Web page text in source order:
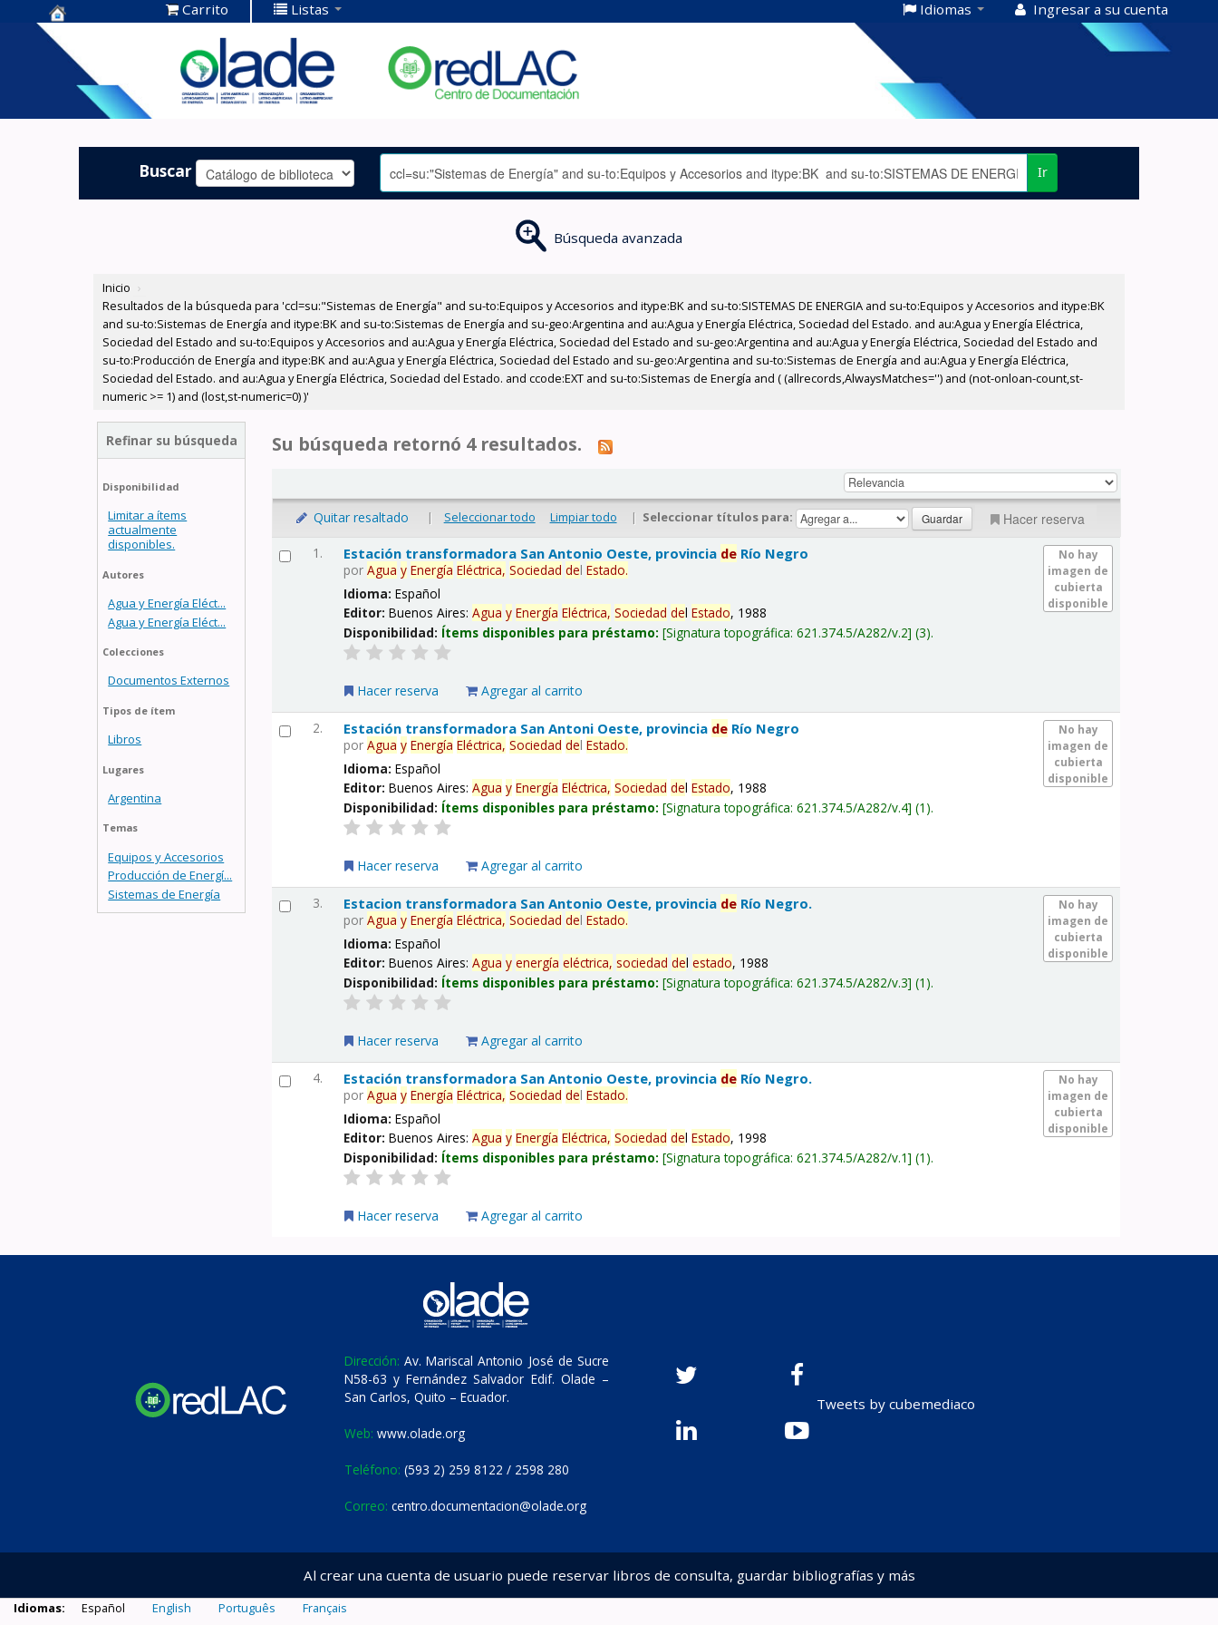
Centro de
Documentación
OLADE -
Carrito Listas Idiomas Ingresar a su cuenta
Buscar Ir
Búsqueda avanzada
Inicio ›
Resultados de la búsqueda para 'ccl=su:"Sistemas de Energía" and su-to:Equipos y Accesorios and itype:BK and su-to:SISTEMAS DE ENERGIA and su-to:Equipos y Accesorios and itype:BK
and su-to:Sistemas de Energía and itype:BK and su-to:Sistemas de Energía and su-geo:Argentina and au:Agua y Energía Eléctrica, Sociedad del Estado. and au:Agua y Energía Eléctrica,
Sociedad del Estado and su-to:Equipos y Accesorios and au:Agua y Energía Eléctrica, Sociedad del Estado and su-geo:Argentina and au:Agua y Energía Eléctrica, Sociedad del Estado and
su-to:Producción de Energía and itype:BK and au:Agua y Energía Eléctrica, Sociedad del Estado and su-geo:Argentina and su-to:Sistemas de Energía and au:Agua y Energía Eléctrica,
Sociedad del Estado. and au:Agua y Energía Eléctrica, Sociedad del Estado. and ccode:EXT and su-to:Sistemas de Energía and ( (allrecords,AlwaysMatches='') and (not-onloan-count,st-
numeric >= 1) and (lost,st-numeric=0) )'
Refinar su búsqueda
Disponibilidad
Limitar a ítems
actualmente
disponibles.
Autores
Agua y Energía Eléct...
Agua y Energía Eléct...
Colecciones
Documentos Externos
Tipos de ítem
Libros
Lugares
Argentina
Temas
Equipos y Accesorios
Producción de Energí...
Sistemas de Energía
Su búsqueda retornó 4 resultados.
Quitar resaltado | Seleccionar todo Limpiar todo | Seleccionar títulos para: Hacer reserva
1.
No hay
imagen de
cubierta
disponible
Estación transformadora San Antonio Oeste, provincia de Río Negro
porAgua y Energía Eléctrica, Sociedad delEstado.
Idioma:Español
Editor:Buenos Aires:Agua y Energía Eléctrica, Sociedad delEstado, 1988
Disponibilidad: Ítems disponibles para préstamo: Signatura topográfica:621.374.5/A282/v.2 (3).
Hacer reserva Agregar al carrito
2.
No hay
imagen de
cubierta
disponible
Estación transformadora San Antoni Oeste, provincia de Río Negro
porAgua y Energía Eléctrica, Sociedad delEstado.
Idioma:Español
Editor:Buenos Aires:Agua y Energía Eléctrica, Sociedad delEstado, 1988
Disponibilidad: Ítems disponibles para préstamo: Signatura topográfica:621.374.5/A282/v.4 (1).
Hacer reserva Agregar al carrito
3.
No hay
imagen de
cubierta
disponible
Estacion transformadora San Antonio Oeste, provincia de Río Negro.
porAgua y Energía Eléctrica, Sociedad delEstado.
Idioma:Español
Editor:Buenos Aires:Agua y energía eléctrica, sociedad delestado, 1988
Disponibilidad: Ítems disponibles para préstamo: Signatura topográfica:621.374.5/A282/v.3 (1).
Hacer reserva Agregar al carrito
4.
No hay
imagen de
cubierta
disponible
Estación transformadora San Antonio Oeste, provincia de Río Negro.
porAgua y Energía Eléctrica, Sociedad delEstado.
Idioma:Español
Editor:Buenos Aires:Agua y Energía Eléctrica, Sociedad delEstado, 1998
Disponibilidad: Ítems disponibles para préstamo: Signatura topográfica:621.374.5/A282/v.1 (1).
Hacer reserva Agregar al carrito
Dirección: Av. Mariscal Antonio José de Sucre
N58-63 y Fernández Salvador Edif. Olade –
San Carlos, Quito – Ecuador.
Web: www.olade.org
Teléfono: (593 2) 259 8122 / 2598 280
Correo: centro.documentacion@olade.org
Tweets by cubemediaco
Al crear una cuenta de usuario puede reservar libros de consulta, guardar bibliografías y más
Idiomas: Español English Português Français